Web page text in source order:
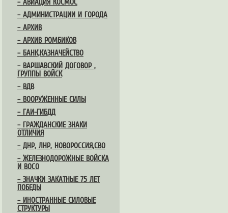
– АВИАЦИЯ КОСМОС
– АДМИНИСТРАЦИИ И ГОРОДА
– АРХИВ
– АРХИВ РОМБИКОВ
– БАНК,КАЗНАЧЕЙСТВО
– ВАРШАВСКИЙ ДОГОВОР ,
ГРУППЫ ВОЙСК
– ВДВ
– ВООРУЖЕННЫЕ СИЛЫ
– ГАИ-ГИБДД
– ГРАЖДАНСКИЕ ЗНАКИ
ОТЛИЧИЯ
– ДНР, ЛНР, НОВОРОССИЯ,СВО
– ЖЕЛЕЗНОДОРОЖНЫЕ ВОЙСКА
И ВОСО
– ЗНАЧКИ ЗАКАТНЫЕ 75 ЛЕТ
ПОБЕДЫ
– ИНОСТРАННЫЕ СИЛОВЫЕ
СТРУКТУРЫ